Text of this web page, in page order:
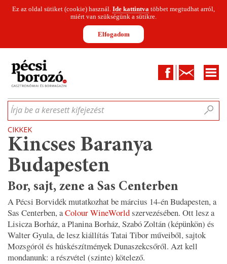
Ez az oldal sütiket (cookie) használ. Ide kattintva többet megtudhat arról,
miért van szükségünk a sütikre.
Elfogadom
FacebookKapcsolat
CIKKEKHÍREKINFOGRAFIKÁKMUNKATÁRSAKWINESOFA
Írja be a keresett kifejezést
CIKKEK
Kincses Baranya
Budapesten
Bor, sajt, zene a Sas Centerben
A Pécsi Borvidék mutatkozhat be március 14-én Budapesten, a
Sas Centerben, aColour WineWorldszervezésében. Ott lesz a
Lisicza Borház, a Planina Borház, Szabó Zoltán (képünkön) és
Walter Gyula, de lesz kiállítás Tatai Tibor műveiből, sajtok
Mozsgóról és húskészítmények Dunaszekcsőről. Azt kell
mondanunk: a részvétel (szinte) kötelező.